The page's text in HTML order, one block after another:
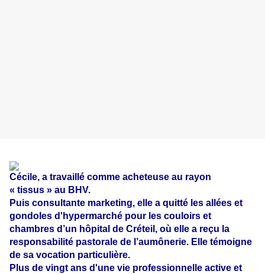
Cécile, a travaillé comme acheteuse au rayon
« tissus » au BHV.
Puis consultante marketing, elle a quitté les allées et
gondoles d'hypermarché pour les couloirs et
chambres d’un hôpital de Créteil, où elle a reçu la
responsabilité pastorale de l’aumônerie. Elle témoigne
de sa vocation particulière.
P lus de vingt ans d'une vie professionnelle active et